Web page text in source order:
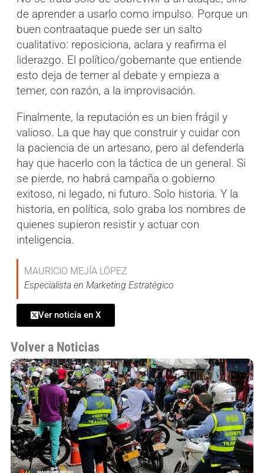
de aprender a usarlo como impulso. Porque un
buen contraataque puede ser un salto
cualitativo: reposiciona, aclara y reafirma el
liderazgo. El político/gobernante que entiende
esto deja de temer al debate y empieza a
temer, con razón, a la improvisación.
Finalmente, la reputación es un bien frágil y
valioso. La que hay que construir y cuidar con
la paciencia de un artesano, pero al defenderla
hay que hacerlo con la táctica de un general. Si
se pierde, no habrá campaña o gobierno
exitoso, ni legado, ni futuro. Solo historia. Y la
historia, en política, solo graba los nombres de
quienes supieron resistir y actuar con
inteligencia.
MAURICIO MEJÍA LÓPEZ
Especialista en Marketing Estratégico
Ver noticia en X
Volver a Noticias